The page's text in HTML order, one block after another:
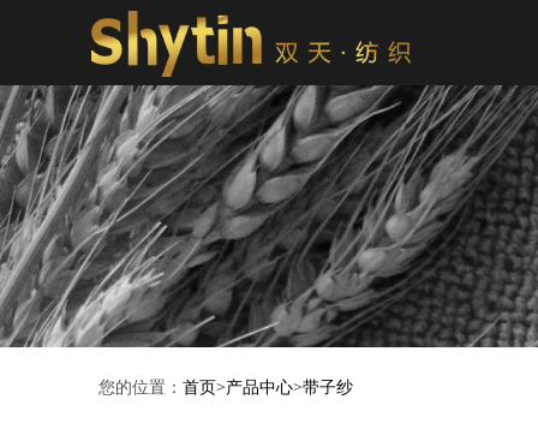
您的位置： 首页>产品中心>带子纱